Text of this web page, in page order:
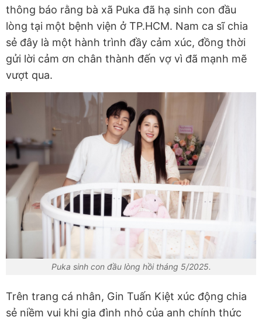
thông báo rằng bà xã Puka đã hạ sinh con đầu
lòng tại một bệnh viện ở TP.HCM. Nam ca sĩ chia
sẻ đây là một hành trình đầy cảm xúc, đồng thời
gửi lời cảm ơn chân thành đến vợ vì đã mạnh mẽ
vượt qua.
Puka sinh con đầu lòng hồi tháng 5/2025.
Trên trang cá nhân, Gin Tuấn Kiệt xúc động chia
sẻ niềm vui khi gia đình nhỏ của anh chính thức